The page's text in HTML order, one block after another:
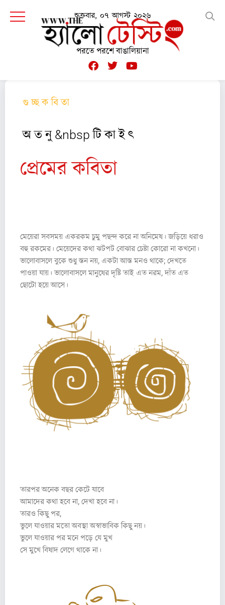
শুক্রবার, ০৭ আগস্ট ২০২৬
পরতে পরশে বাঙালিয়ানা
গু চ্ছ ক বি তা
অ ত নু &nbsp টি কা ই ৎ
প্রেমের কবিতা
মেয়েরা সবসময় একরকম চুমু পছন্দ করে না অনিমেষ। জড়িয়ে ধরাও
বহু রকমের। মেয়েদের কথা ঝটপট বোঝার চেষ্টা কোরো না কখনো।
ভালোবাসলে বুকে শুধু স্তন নয়, একটা আস্ত মনও থাকে; দেখতে
পাওয়া যায়। ভালোবাসলে মানুষের দৃষ্টি তাই এত নরম, দাঁত এত
ছোটো হয়ে আসে।
তারপর অনেক বছর কেটে যাবে
আমাদের কথা হবে না, দেখা হবে না।
তারও কিছু পর,
ভুলে যাওয়ার মতো অবস্থা অস্বাভাবিক কিছু নয়।
ভুলে যাওয়ার পর মনে পড়ে যে মুখ
সে মুখে বিষাদ লেগে থাকে না।